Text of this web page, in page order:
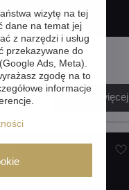
zestaw 6
Zobacz więcej
wizytę na tej
dane na temat jej
z narzędzi i usług
przekazywane do
Ads, Meta).
zgodę na to
informacje